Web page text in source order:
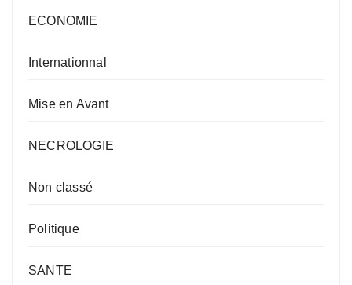
ECONOMIE
Internationnal
Mise en Avant
NECROLOGIE
Non classé
Politique
SANTE